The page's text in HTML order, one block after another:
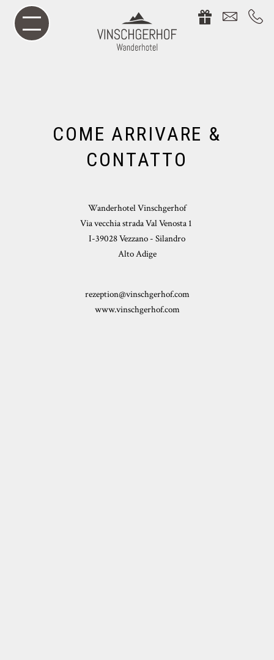
COME ARRIVARE &
CONTATTO
Wanderhotel Vinschgerhof
Via vecchia strada Val Venosta 1
I-39028 Vezzano - Silandro
Alto Adige
rezeption@vinschgerhof.com
www.vinschgerhof.com